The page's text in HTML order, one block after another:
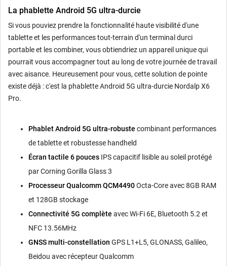
La phablette Android 5G ultra-durcie
Si vous pouviez prendre la fonctionnalité haute visibilité d'une
tablette et les performances tout-terrain d'un terminal durci
portable et les combiner, vous obtiendriez un appareil unique qui
pourrait vous accompagner tout au long de votre journée de travail
avec aisance. Heureusement pour vous, cette solution de pointe
existe déjà : c'est la phablette Android 5G ultra-durcie Nordalp X6
Pro.
Phablet Android 5G ultra-robuste combinant performances
de tablette et robustesse handheld
Écran tactile 6 pouces IPS capacitif lisible au soleil protégé
par Corning Gorilla Glass 3
Processeur Qualcomm QCM4490Octa-Core avec 8GB RAM
et 128GB stockage
Connectivité 5G complète avec Wi-Fi 6E, Bluetooth 5.2 et
NFC 13.56MHz
GNSS multi-constellation GPS L1+L5, GLONASS, Galileo,
Beidou avec récepteur Qualcomm